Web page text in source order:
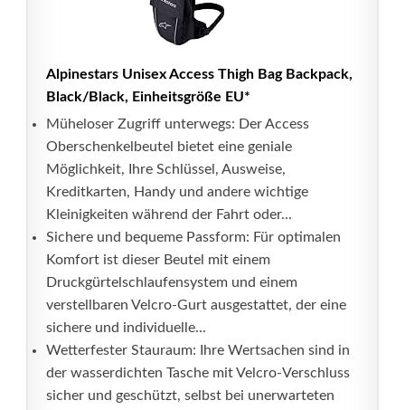
Alpinestars Unisex Access Thigh Bag Backpack,
Black/Black, Einheitsgröße EU*
Müheloser Zugriff unterwegs: Der Access
Oberschenkelbeutel bietet eine geniale
Möglichkeit, Ihre Schlüssel, Ausweise,
Kreditkarten, Handy und andere wichtige
Kleinigkeiten während der Fahrt oder...
Sichere und bequeme Passform: Für optimalen
Komfort ist dieser Beutel mit einem
Druckgürtelschlaufensystem und einem
verstellbaren Velcro-Gurt ausgestattet, der eine
sichere und individuelle...
Wetterfester Stauraum: Ihre Wertsachen sind in
der wasserdichten Tasche mit Velcro-Verschluss
sicher und geschützt, selbst bei unerwarteten